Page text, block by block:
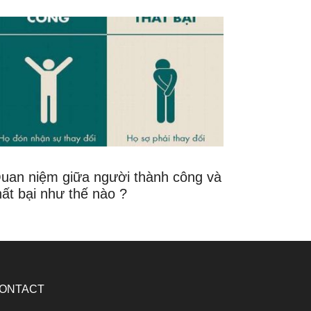
niệm giữa người thành công và
bại như thế nào ?